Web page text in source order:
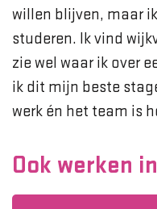
willen blijven, maar
studeren. Ik vind
zie wel waar ik over
ik dit mijn beste
werk én het team is
Ook werken